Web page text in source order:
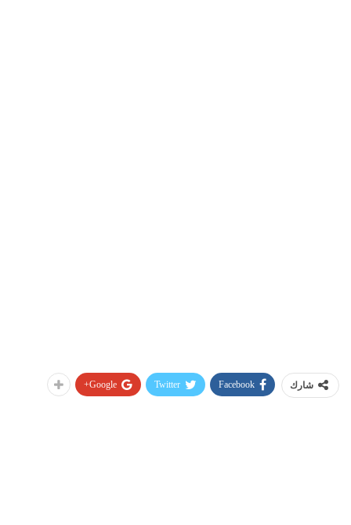
شارك Facebook
Twitter
Google+